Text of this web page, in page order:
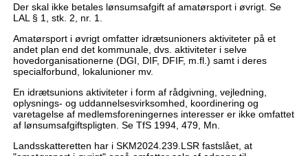
Der skal ikke betales lønsumsafgift af amatørsport i øvrigt. Se
LAL § 1, stk. 2, nr. 1.
Amatørsport i øvrigt omfatter idrætsunioners aktiviteter på et
andet plan end det kommunale, dvs. aktiviteter i selve
hovedorganisationerne (DGI, DIF, DFIF, m.fl.) samt i deres
specialforbund, lokalunioner mv.
En idrætsunions aktiviteter i form af rådgivning, vejledning,
oplysnings- og uddannelsesvirksomhed, koordinering og
varetagelse af medlemsforeningernes interesser er ikke omfattet
af lønsumsafgiftspligten. Se TfS 1994, 479, Mn.
Landsskatteretten har i SKM2024.239.LSR fastslået, at